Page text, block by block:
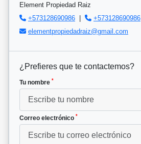
Element Propiedad Raiz
+573128690986 |
+573128690986
elementpropiedadraiz@gmail.com
¿Prefieres que te contactemos?
Tu nombre *
Correo electrónico *